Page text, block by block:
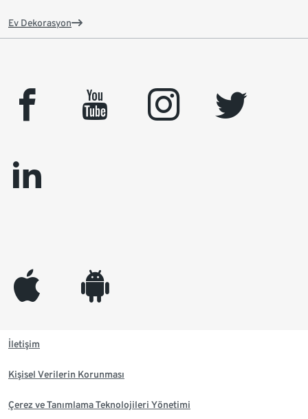
Ev Dekorasyon
facebook youtube instagram
twitter
linkedin
appleinc android
İletişim
Kişisel Verilerin Korunması
Çerez ve Tanımlama Teknolojileri Yönetimi